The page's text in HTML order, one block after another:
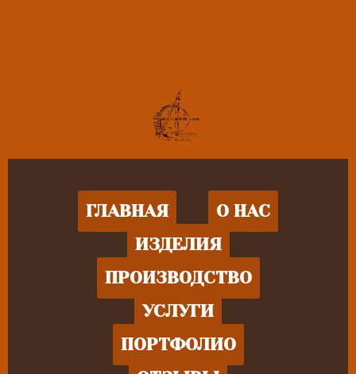
ГЛАВНАЯ
О НАС
ИЗДЕЛИЯ
ПРОИЗВОДСТВО
УСЛУГИ
ПОРТФОЛИО